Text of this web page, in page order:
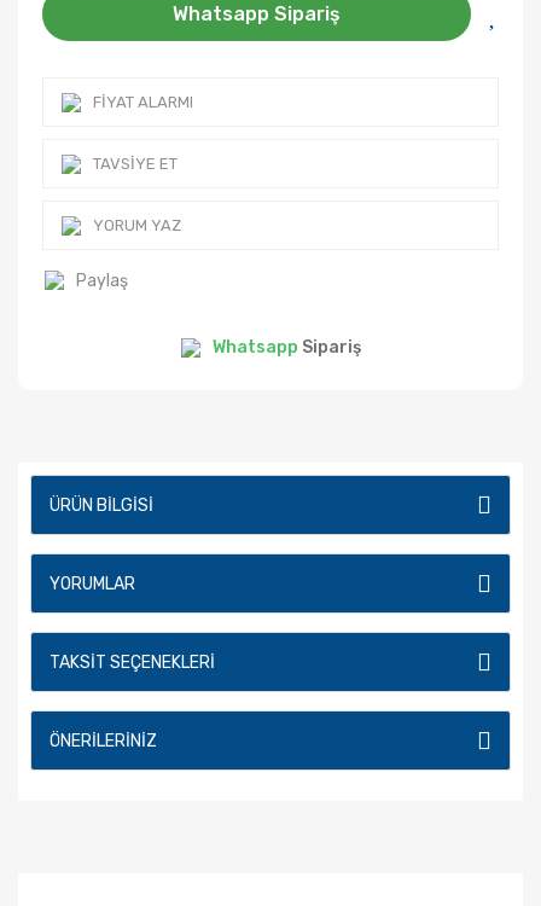
Whatsapp Sipariş
FIYAT ALARMI
TAVSIYE ET
YORUM YAZ
Paylaş
Whatsapp Sipariş
ÜRÜN BILGISI
YORUMLAR
TAKSIT SEÇENEKLERI
ÖNERILERINIZ